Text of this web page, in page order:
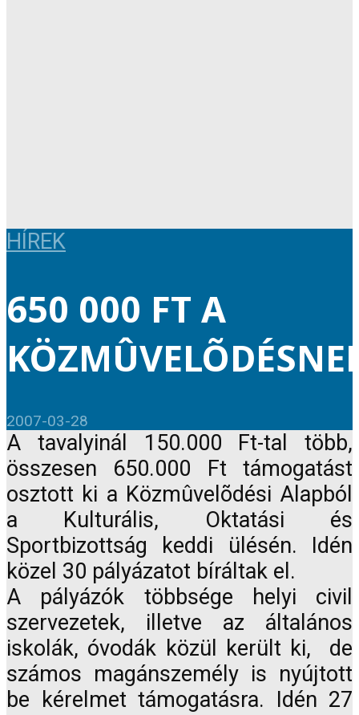
HÍREK
650 000 FT A
2007-03-28
A tavalyinál 150.000 Ft-tal több,
összesen 650.000 Ft támogatást
osztott ki a Közmûvelõdési Alapból
a Kulturális, Oktatási és
Sportbizottság keddi ülésén. Idén
közel 30 pályázatot bíráltak el.
A pályázók többsége helyi civil
szervezetek, illetve az általános
iskolák, óvodák közül került ki, de
számos magánszemély is nyújtott
be kérelmet támogatásra. Idén 27